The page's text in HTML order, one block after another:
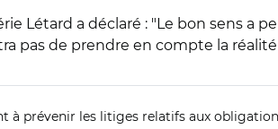
Létard a déclaré : "Le bon sens a
pas de prendre en compte la
à prévenir les litiges relatifs aux